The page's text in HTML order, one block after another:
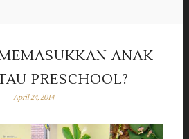
ANAK
PRESCHOOL?
April 24, 2014